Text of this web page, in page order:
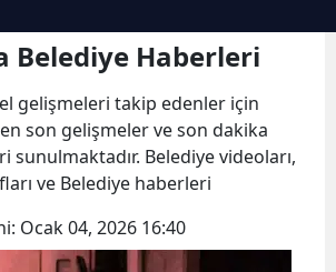
Belediye Haberleri
gelişmeleri takip edenler için
son gelişmeler ve son dakika
sunulmaktadır. Belediye videoları,
ve Belediye haberleri
Ocak 04, 2026 16:40